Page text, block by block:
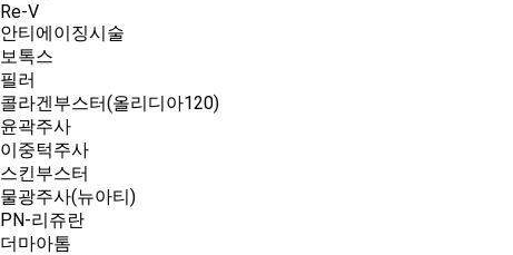
Re-V
안티에이징시술
보톡스
필러
콜라겐부스터(올리디아120)
윤곽주사
이중턱주사
스킨부스터
물광주사(뉴아티)
PN-리쥬란
더마아톰